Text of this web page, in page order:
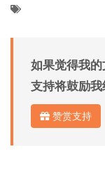
如果觉得我
支持将鼓励我
赞赏支持